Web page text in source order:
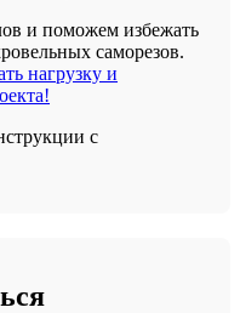
и поможем избежать
саморезов.
нагрузку и
с